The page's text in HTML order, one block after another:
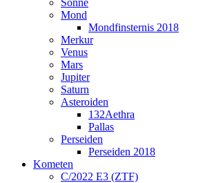
Sonne
Mond
Mondfinsternis 2018
Merkur
Venus
Mars
Jupiter
Saturn
Asteroiden
132Aethra
Pallas
Perseiden
Perseiden 2018
Kometen
C/2022 E3 (ZTF)